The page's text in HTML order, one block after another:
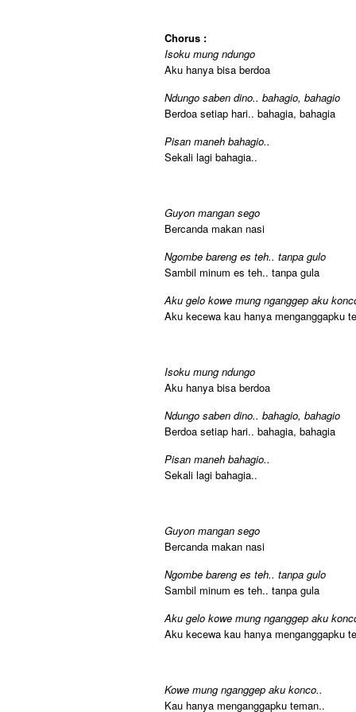
Chorus :
Isoku mung ndungo
Aku hanya bisa berdoa
Ndungo saben dino.. bahagio, bahagio
Berdoa setiap hari.. bahagia, bahagia
Pisan maneh bahagio..
Sekali lagi bahagia..
Guyon mangan sego
Bercanda makan nasi
Ngombe bareng es teh.. tanpa gulo
Sambil minum es teh.. tanpa gula
Aku gelo kowe mung nganggep aku
Aku kecewa kau hanya menganggapku
Isoku mung ndungo
Aku hanya bisa berdoa
Ndungo saben dino.. bahagio, bahagio
Berdoa setiap hari.. bahagia, bahagia
Pisan maneh bahagio..
Sekali lagi bahagia..
Guyon mangan sego
Bercanda makan nasi
Ngombe bareng es teh.. tanpa gulo
Sambil minum es teh.. tanpa gula
Aku gelo kowe mung nganggep aku
Aku kecewa kau hanya menganggapku
Kowe mung nganggep aku konco..
Kau hanya menganggapku teman..